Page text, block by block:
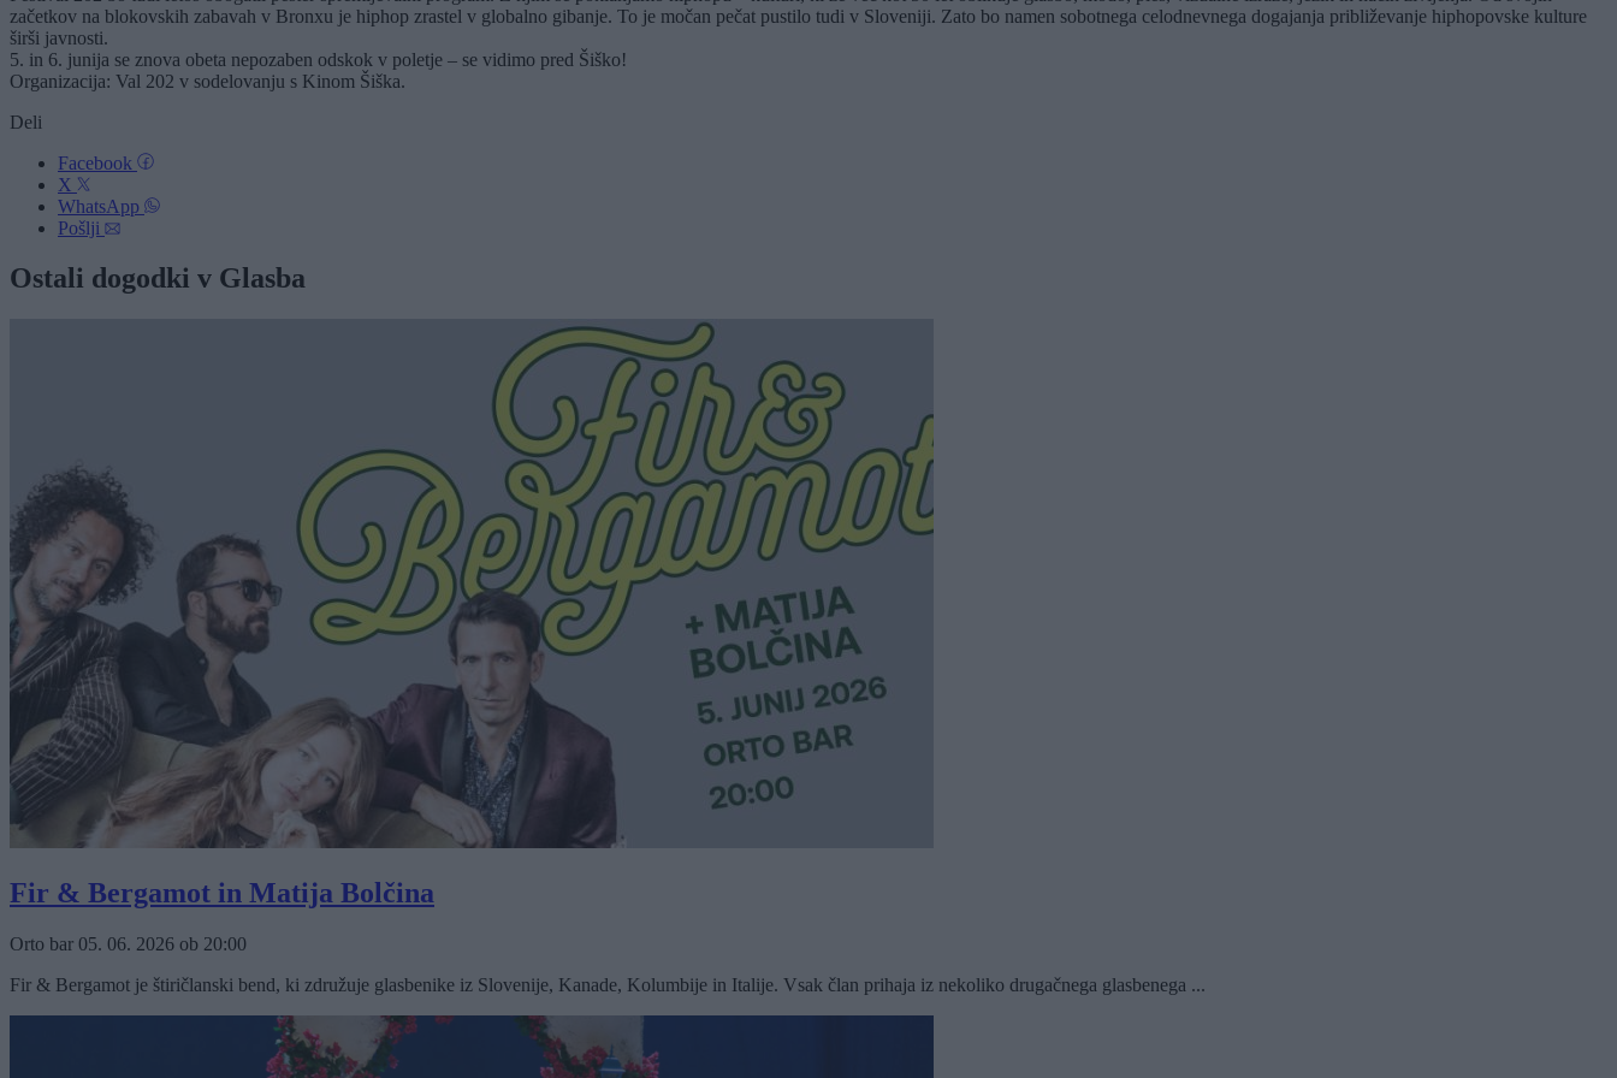
začetkov na blokovskih zabavah v Bronxu je hiphop zrastel v globalno gibanje. To je močan pečat pustilo tudi v Sloveniji. Zato bo namen sobotnega celodnevnega dogajanja približevanje hiphopovske kulture
širši javnosti.
5. in 6. junija se znova obeta nepozaben odskok v poletje – se vidimo pred Šiško!
Organizacija: Val 202 v sodelovanju s Kinom Šiška.
Deli
Facebook
X
WhatsApp
Pošlji
Ostali dogodki v Glasba
Fir & Bergamot in Matija Bolčina
Orto bar 05. 06. 2026 ob 20:00
Fir & Bergamot je štiričlanski bend, ki združuje glasbenike iz Slovenije, Kanade, Kolumbije in Italije. Vsak član prihaja iz nekoliko drugačnega glasbenega ...